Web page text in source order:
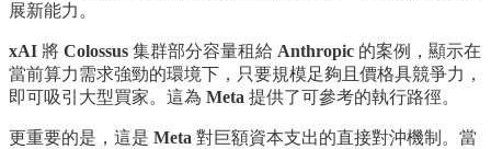
展新能力。
xAI 將 Colossus 集群部分容量租給 Anthropic 的案例，顯示在
當前算力需求強勁的環境下，只要規模足夠且價格具競爭力，
即可吸引大型買家。這為 Meta 提供了可參考的執行路徑。
更重要的是，這是 Meta 對巨額資本支出的直接對沖機制。當